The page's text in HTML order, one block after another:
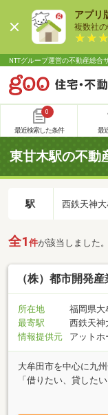
アプリ
複数社
NTTグループ運営の不動産総合
0
最近検索した条件 最
東甘木駅の不動
駅 西鉄天神
全1 件が該当しました。
（株）都市開発産
所在地
福岡県大
最寄駅
西鉄天神
情報提供元
アットホ
大牟田市を中心に九
「借りたい、貸した
関することは何でも